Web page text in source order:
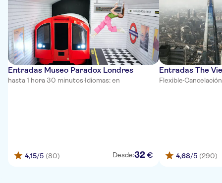
Entradas Museo Paradox Londres
hasta 1 hora 30 minutos·Idiomas: en
4,15/5 (80) Desde:32 €
Entradas The
Flexible·
4,68/5 (290)